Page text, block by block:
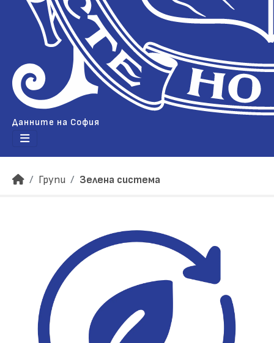
Данните на София
Групи Зелена система